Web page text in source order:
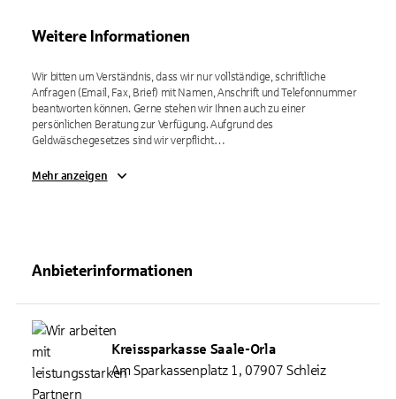
Weitere Informationen
Wir bitten um Verständnis, dass wir nur vollständige, schriftliche
Anfragen (Email, Fax, Brief) mit Namen, Anschrift und Telefonnummer
beantworten können. Gerne stehen wir Ihnen auch zu einer
persönlichen Beratung zur Verfügung. Aufgrund des
Geldwäschegesetzes sind wir verpflicht…
Mehr anzeigen
Anbieterinformationen
Kreissparkasse Saale-Orla
Am Sparkassenplatz 1, 07907 Schleiz